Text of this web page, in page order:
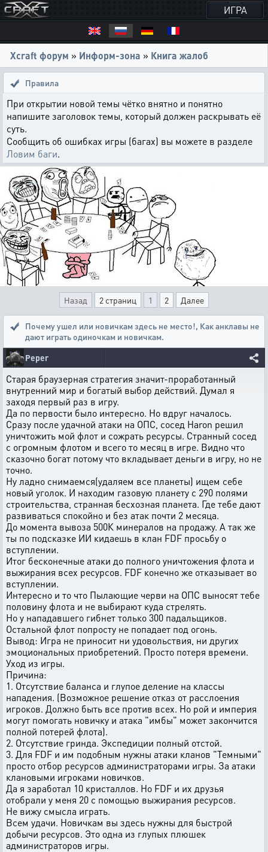
ИГРА
Xcraft форум » Информ-зона » Книга жалоб
Правила
При открытии новой темы чётко внятно и понятно
напишите заголовок темы, который должен раскрывать её
суть.
Сообщить об ошибках игры (багах) вы можете в разделе
Ловим баги.
Назад 2 страниц 1 2 Далее
Почему ушел или новичкам здесь не место!, Как анклавы не
дают играть одиночкам и новичкам.
Peper
Старая браузерная стратегия значит-проработанный
внутренний мир и богатый выбор действий. Думал я
заходя первый раз в игру.
Да по первости было интересно. Но вдруг началось.
Сразу после удачной атаки на ОПС, сосед Haron решил
уничтожить мой флот и сожрать ресурсы. Странный сосед
с огромным флотом и всего то месяц в игре. Видно что
сказочно богат потому что вкладывает деньги в игру, но не
точно.
Ну ладно снимаемся(удаляем все планеты) ищем себе
новый уголок. И находим газовую планету с 290 полями
строительства, странная бесхозная планета. Где тебе дают
развиваться спокойно и без атак почти 2 месяца.
До момента вывоза 500К минералов на продажу. А так же
ты по подсказке ИИ кидаешь в клан FDF просьбу о
вступлении.
Итог бесконечные атаки до полного уничтожения флота и
выжирания всех ресурсов. FDF конечно же отказывает во
вступлении.
Интересно и то что Пылающие черви на ОПС выносят тебе
половину флота и не выбирают куда стрелять.
Но у нападавшего гибнет только 300 падальщиков.
Остальной флот попросту не попадает под огонь.
Вывод: Игра не приносит ни удовольствия, ни других
эмоциональных приобретений. Просто потеря времени.
Уход из игры.
Причина:
1. Отсутствие баланса и глупое деление на классы
нападения. (Возможное решение отказ от расслоения
игроков. Должно быть все против всех. Но рой и империя
могут помогать новичку и атака "имбы" может закончится
полной потерей флота).
2. Отсутствие гринда. Экспедиции полный отстой.
3. Для FDF и им подобным нужны атаки кланов "Темными"
просто отбор ресурсов администраторами игры. За атаки
клановыми игроками новичков.
Да я заработал 10 кристаллов. Но FDF и их друзья
отобрали у меня 20 с помощью выжирания ресурсов.
Не вижу смысла играть.
Всем удачи. Новичкам вы здесь нужны для быстрой
добычи ресурсов. Это одна из глупых плюшек
администраторов игры.